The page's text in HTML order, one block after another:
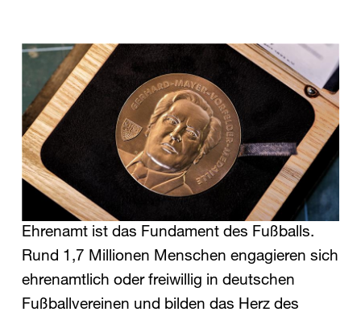
Ehrenamt ist das Fundament des Fußballs.
Rund 1,7 Millionen Menschen engagieren sich
ehrenamtlich oder freiwillig in deutschen
Fußballvereinen und bilden das Herz des